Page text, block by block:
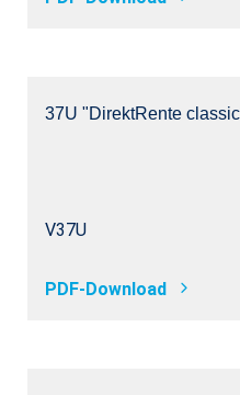
37U "DirektRente
V37U
PDF-Download